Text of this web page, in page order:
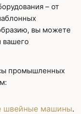
– от
вы можете
вашего
промышленных
швейные машины.